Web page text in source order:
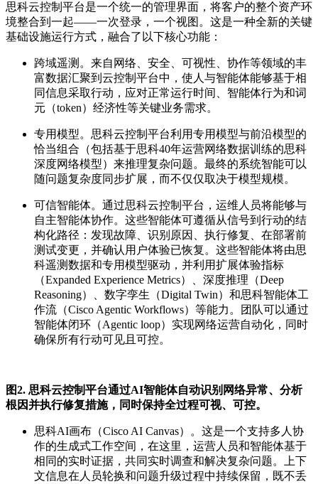
思科云控制平台是一个统一的管理界面， 将客户的整个资产环
境整合到一起——一次登录，一个视图。这是一种全新的关键
基础设施运行方式，融合了以下核心功能 ：
跨域遥测。 来自网络、安全、可视性、协作等领域的丰
富数据汇聚到云控制平台中，使人与智能体能够基于相
同信息采取行动，应对正常运行时间、智能体行为和词
元（token）经济性等关键业务需求。
专用模型。 思科云控制平台利用专用模型与前沿模型的
恰当组合（包括基于思科40年运营网络数据训练的思科
深度网络模型）来推理复杂问题。最终的系统智能可以
随问题复杂度同步扩展，而不仅仅取决于模型规模。
可信智能体。 通过思科云控制平台，运维人员将能够与
自主智能体协作。这些智能体可遵循从信号到行动的结
构化路径：发现故障、识别原因、执行修复、在部署前
测试变更，并确认用户体验已恢复。这些智能体将由思
科遥测数据和专用模型驱动，并利用扩展体验指标
（Expanded Experience Metrics）、深度推理（Deep
Reasoning）、数字孪生（Digital Twin）和思科智能体工
作流（Cisco Agentic Workflows）等能力。团队可以通过
智能体闭环 （Agentic loop） 实现网络运营自动化，同时
确保所有行动可见且可控。
图2. 思科云控制平台通过AI智能体自动识别网络异常、分析
根因并执行修复措施，同时保持全过程可视、可控。
思科AI画布 （Cisco AI Canvas）
。这是一个支持多人协
作的生成式工作空间，在这里，运营人员和智能体基于
相同的实时证据，共同实时调查和解决复杂问题。上下
文信息在人员轮换和问题升级过程中持续保留，既不丢